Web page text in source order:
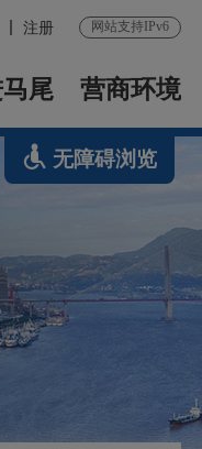
注册 网站支持IPv6
尾 营商环境
无障碍浏览